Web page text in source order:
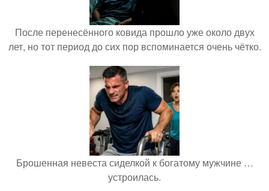
После перенесённого ковида прошло уже около двух
лет, но тот период до сих пор вспоминается очень чётко.
Брошенная невеста сиделкой к богатому мужчине …
устроилась.